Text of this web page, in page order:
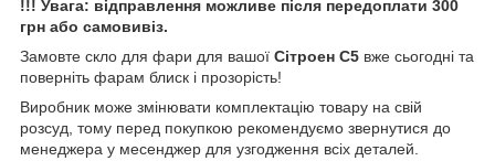
!!! Увага: відправлення можливе після передоплати 300
грн або самовивіз.
Замовте скло для фари для вашої Сітроен С5 вже сьогодні та
поверніть фарам блиск і прозорість!
Виробник може змінювати комплектацію товару на свій
розсуд, тому перед покупкою рекомендуємо звернутися до
менеджера у месенджер для узгодження всіх деталей.